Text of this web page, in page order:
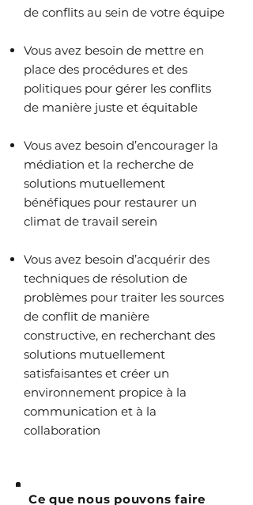
de conflits au sein de votre équipe
Vous avez besoin de mettre en
place des procédures et des
politiques pour gérer les conflits
de manière juste et équitable
Vous avez besoin d’encourager la
médiation et la recherche de
solutions mutuellement
bénéfiques pour restaurer un
climat de travail serein
Vous avez besoin d’acquérir des
techniques de résolution de
problèmes pour traiter les sources
de conflit de manière
constructive, en recherchant des
solutions mutuellement
satisfaisantes et créer un
environnement propice à la
communication et à la
collaboration
Ce que nous pouvons faire